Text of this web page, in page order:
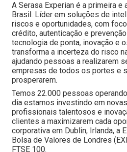
A Serasa Experian é a primeira e
Brasil. Líder em soluções de
riscos e oportunidades, com
crédito, autenticação e
tecnologia de ponta, inovação e
transforma a incerteza do risco
ajudando pessoas a realizarem
empresas de todos os portes e
prosperarem.
Temos 22.000 pessoas
dia estamos investindo em
profissionais talentosos e
clientes a maximizarem cada
corporativa em Dublin, Irlanda, a
Bolsa de Valores de Londres
FTSE 100.